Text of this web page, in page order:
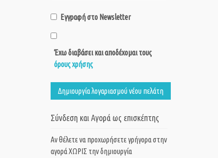
Εγγραφή στο Newsletter
Έχω διαβάσει και αποδέχομαι τους
όρους χρήσης
Δημιουργία λογαριασμού νέου πελάτη
Σύνδεση και Αγορά ως επισκέπτης
Αν θέλετε να προχωρήσετε γρήγορα στην
αγορά ΧΩΡΙΣ την δημιουργία